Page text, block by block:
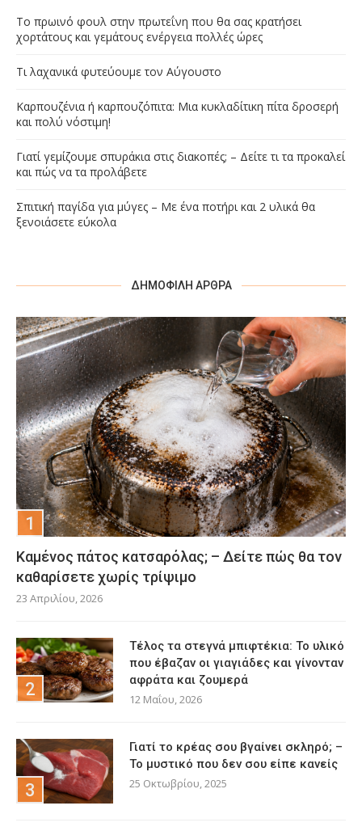
Το πρωινό φουλ στην πρωτεΐνη που θα σας κρατήσει
χορτάτους και γεμάτους ενέργεια πολλές ώρες
Τι λαχανικά φυτεύουμε τον Αύγουστο
Καρπουζένια ή καρπουζόπιτα: Μια κυκλαδίτικη πίτα δροσερή
και πολύ νόστιμη!
Γιατί γεμίζουμε σπυράκια στις διακοπές; – Δείτε τι τα προκαλεί
και πώς να τα προλάβετε
Σπιτική παγίδα για μύγες – Με ένα ποτήρι και 2 υλικά θα
ξενοιάσετε εύκολα
ΔΗΜΟΦΙΛΉ ΆΡΘΡΑ
Καμένος πάτος κατσαρόλας; – Δείτε πώς θα τον
καθαρίσετε χωρίς τρίψιμο
23 Απριλίου, 2026
Τέλος τα στεγνά μπιφτέκια: Το υλικό
που έβαζαν οι γιαγιάδες και γίνονταν
αφράτα και ζουμερά
12 Μαΐου, 2026
Γιατί το κρέας σου βγαίνει σκληρό; –
Το μυστικό που δεν σου είπε κανείς
25 Οκτωβρίου, 2025